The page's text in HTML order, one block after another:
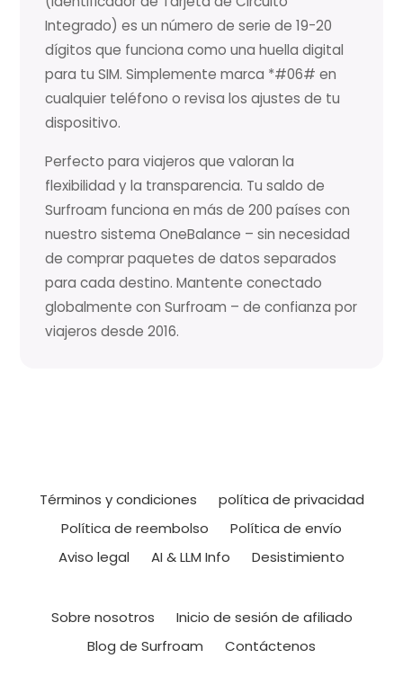
Integrado) es un número de serie de 19-20
dígitos que funciona como una huella digital
para tu SIM. Simplemente marca *#06# en
cualquier teléfono o revisa los ajustes de tu
dispositivo.
Perfecto para viajeros que valoran la
flexibilidad y la transparencia. Tu saldo de
Surfroam funciona en más de 200 países con
nuestro sistema OneBalance – sin necesidad
de comprar paquetes de datos separados
para cada destino. Mantente conectado
globalmente con Surfroam – de confianza por
viajeros desde 2016.
Términos y condiciones
política de privacidad
Política de reembolso
Política de envío
Aviso legal
AI & LLM Info Desistimiento
Sobre nosotros
Inicio de sesión de afiliado
Blog de Surfroam
Contáctenos